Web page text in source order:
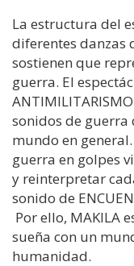
La estructura del
diferentes danzas
sostienen que
guerra. El
sonidos de guerra
mundo en
guerra en golpes
y reinterpretar
sonido de
Por ello, MAKILA
sueña con un
humanidad.